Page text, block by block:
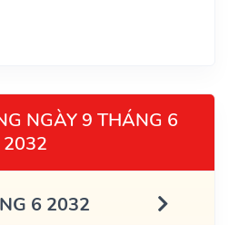
NGÀY 9 THÁNG 6
2032
6 2032